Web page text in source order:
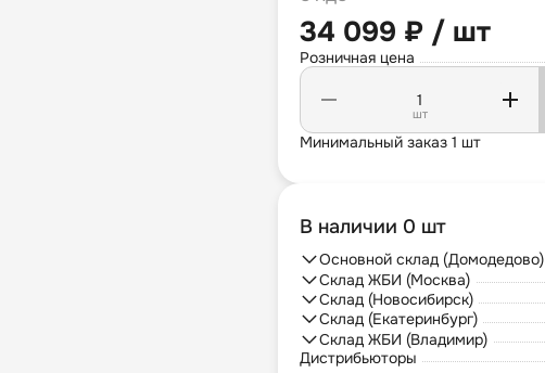
34 099 ₽ / шт
Розничная цена
шт
Минимальный заказ 1 шт
В наличии 0 шт
Основной склад (Домодедово)
Склад ЖБИ (Москва)
Склад (Новосибирск)
Склад (Екатеринбург)
Склад ЖБИ (Владимир)
Дистрибьюторы